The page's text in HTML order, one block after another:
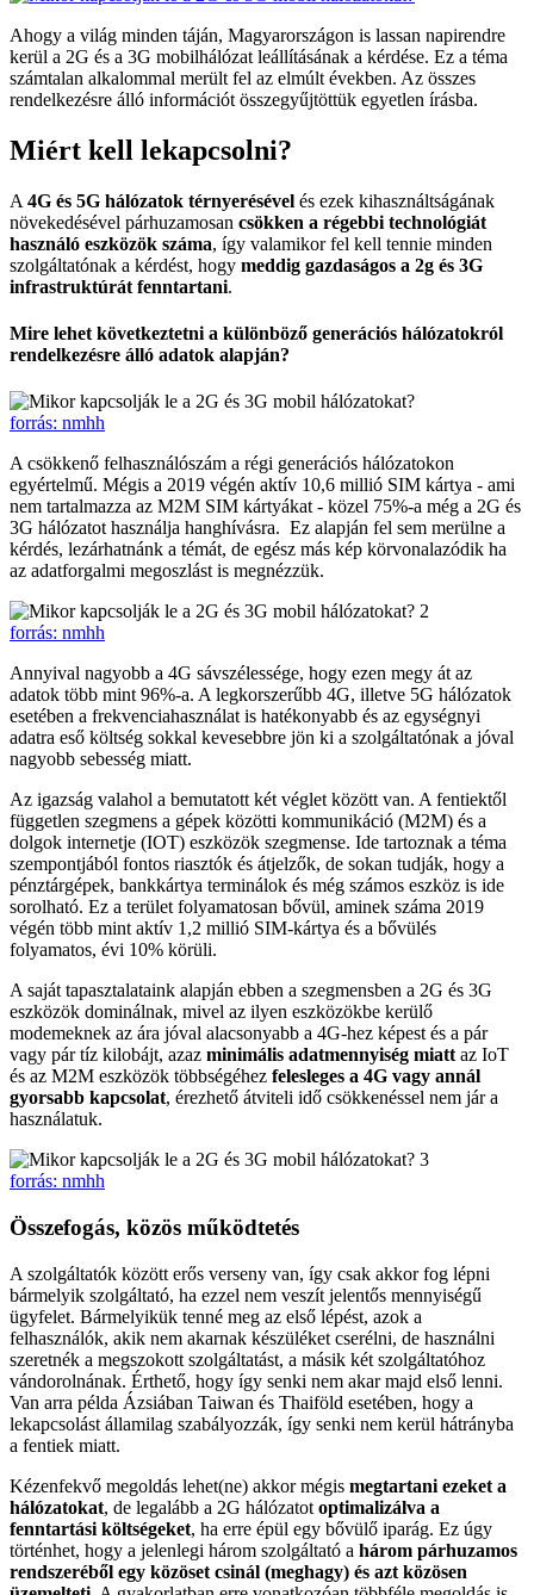
Ahogy a világ minden táján, Magyarországon is lassan napirendre
kerül a 2G és a 3G mobilhálózat leállításának a kérdése. Ez a téma
számtalan alkalommal merült fel az elmúlt években. Az összes
rendelkezésre álló információt összegyűjtöttük egyetlen írásba.
Miért kell lekapcsolni?
A 4G és 5G hálózatok térnyerésével és ezek kihasználtságának
növekedésével párhuzamosan csökken a régebbi technológiát
használó eszközök száma, így valamikor fel kell tennie minden
szolgáltatónak a kérdést, hogy meddig gazdaságos a 2g és 3G
infrastruktúrát fenntartani.
Mire lehet következtetni a különböző generációs hálózatokról
rendelkezésre álló adatok alapján?
forrás: nmhh
A csökkenő felhasználószám a régi generációs hálózatokon
egyértelmű. Mégis a 2019 végén aktív 10,6 millió SIM kártya - ami
nem tartalmazza az M2M SIM kártyákat - közel 75%-a még a 2G és
3G hálózatot használja hanghívásra. Ez alapján fel sem merülne a
kérdés, lezárhatnánk a témát, de egész más kép körvonalazódik ha
az adatforgalmi megoszlást is megnézzük.
forrás: nmhh
Annyival nagyobb a 4G sávszélessége, hogy ezen megy át az
adatok több mint 96%-a. A legkorszerűbb 4G, illetve 5G hálózatok
esetében a frekvenciahasználat is hatékonyabb és az egységnyi
adatra eső költség sokkal kevesebbre jön ki a szolgáltatónak a jóval
nagyobb sebesség miatt.
Az igazság valahol a bemutatott két véglet között van. A fentiektől
független szegmens a gépek közötti kommunikáció (M2M) és a
dolgok internetje (IOT) eszközök szegmense. Ide tartoznak a téma
szempontjából fontos riasztók és átjelzők, de sokan tudják, hogy a
pénztárgépek, bankkártya terminálok és még számos eszköz is ide
sorolható. Ez a terület folyamatosan bővül, aminek száma 2019
végén több mint aktív 1,2 millió SIM-kártya és a bővülés
folyamatos, évi 10% körüli.
A saját tapasztalataink alapján ebben a szegmensben a 2G és 3G
eszközök dominálnak, mivel az ilyen eszközökbe kerülő
modemeknek az ára jóval alacsonyabb a 4G-hez képest és a pár
vagy pár tíz kilobájt, azaz minimális adatmennyiség miatt az IoT
és az M2M eszközök többségéhez felesleges a 4G vagy annál
gyorsabb kapcsolat, érezhető átviteli idő csökkenéssel nem jár a
használatuk.
forrás: nmhh
Összefogás, közös működtetés
A szolgáltatók között erős verseny van, így csak akkor fog lépni
bármelyik szolgáltató, ha ezzel nem veszít jelentős mennyiségű
ügyfelet. Bármelyikük tenné meg az első lépést, azok a
felhasználók, akik nem akarnak készüléket cserélni, de használni
szeretnék a megszokott szolgáltatást, a másik két szolgáltatóhoz
vándorolnának. Érthető, hogy így senki nem akar majd első lenni.
Van arra példa Ázsiában Taiwan és Thaiföld esetében, hogy a
lekapcsolást államilag szabályozzák, így senki nem kerül hátrányba
a fentiek miatt.
Kézenfekvő megoldás lehet(ne) akkor mégis megtartani ezeket a
hálózatokat, de legalább a 2G hálózatot optimalizálva a
fenntartási költségeket, ha erre épül egy bővülő iparág. Ez úgy
történhet, hogy a jelenlegi három szolgáltató a három párhuzamos
rendszeréből egy közöset csinál (meghagy) és azt közösen